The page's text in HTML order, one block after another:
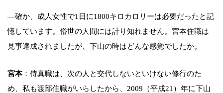
―確か、成人女性で1日に1800キロカロリーは必要だったと記
憶しています。俗世の人間には計り知れません。宮本住職は
見事達成されましたが、下山の時はどんな感覚でしたか。
宮本：侍真職は、次の人と交代しないといけない修行のた
め、私も渡部住職がいらしたから、2009（平成21）年に下山